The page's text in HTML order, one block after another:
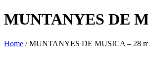
MUNTANYES DE
Home /MUNTANYES DE MUSICA – 28